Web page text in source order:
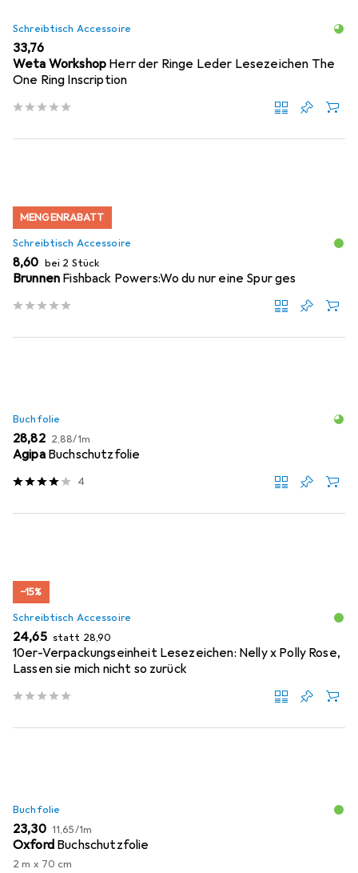
Schreibtisch Accessoire
EUR
33,76
Weta Workshop Herr der Ringe Leder Lesezeichen The
One Ring Inscription
MENGENRABATT
Schreibtisch Accessoire
EUR
8,60 bei 2 Stück
Brunnen Fishback Powers:Wo du nur eine Spur ges
Buchfolie
EUR
28,82 EUR
2,88/1m
Agipa Buchschutzfolie
4
−15%
Schreibtisch Accessoire
EUR
24,65 statt EUR
28,90
10er-Verpackungseinheit Lesezeichen: Nelly x Polly Rose,
Lassen sie mich nicht so zurück
Buchfolie
EUR
23,30 EUR
11,65/1m
Oxford Buchschutzfolie
2 m x 70 cm